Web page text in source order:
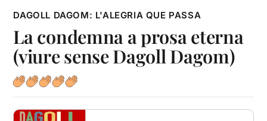
DAGOLL DAGOM: L'ALEGRIA QUE PASSA
La condemna a prosa eterna
(viure sense Dagoll Dagom)